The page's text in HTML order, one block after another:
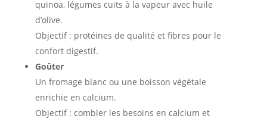
quinoa, légumes cuits à la vapeur avec huile
d’olive.
Objectif : protéines de qualité et fibres pour le
confort digestif.
Goûter
Un fromage blanc ou une boisson végétale
enrichie en calcium.
Objectif : combler les besoins en calcium et